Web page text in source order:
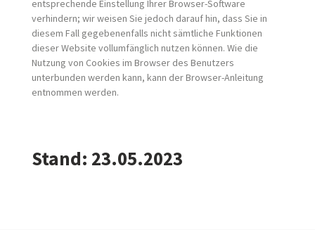
entsprechende Einstellung Ihrer Browser-Software
verhindern; wir weisen Sie jedoch darauf hin, dass Sie in
diesem Fall gegebenenfalls nicht sämtliche Funktionen
dieser Website vollumfänglich nutzen können. Wie die
Nutzung von Cookies im Browser des Benutzers
unterbunden werden kann, kann der Browser-Anleitung
entnommen werden.
Stand: 23.05.2023